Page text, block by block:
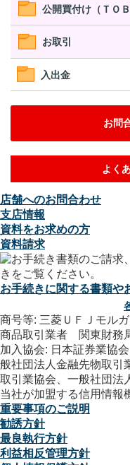
公開買付け（ＴＯＢ
お取引
入出金
お問
よく
店舗へのお問合わせ
支店情報
資料をお求めの方
資料請求
お手続きに関する書類や
商号等: 三菱ＵＦＪモル
商品取引業者 関東財務
加入協会: 日本証券業協
般社団法人金融先物取引
取引業協会、一般社団法
当社が加盟する信用情報
重要事項のご説明
勧誘方針
最良執行方針
利益相反管理方針